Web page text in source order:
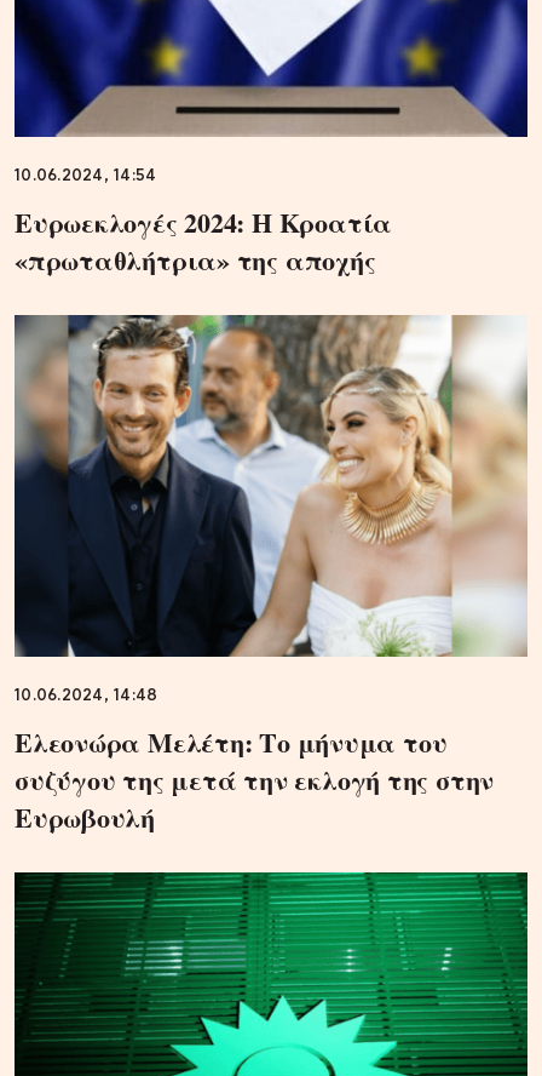
10.06.2024, 14:54
Ευρωεκλογές 2024: Η Κροατία
«πρωταθλήτρια» της αποχής
10.06.2024, 14:48
Ελεονώρα Μελέτη: Το μήνυμα του
συζύγου της μετά την εκλογή της στην
Ευρωβουλή